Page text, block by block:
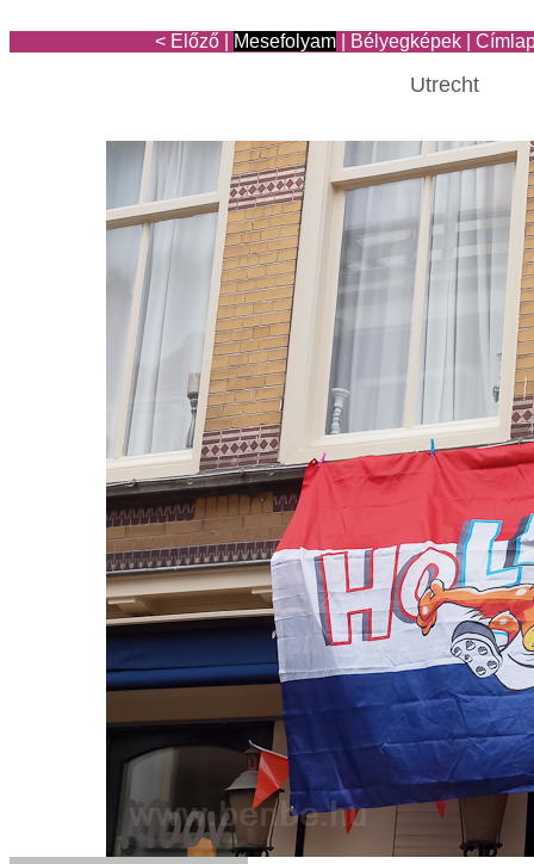
< Előző Mesefolyam Bélyegképek
Utrecht